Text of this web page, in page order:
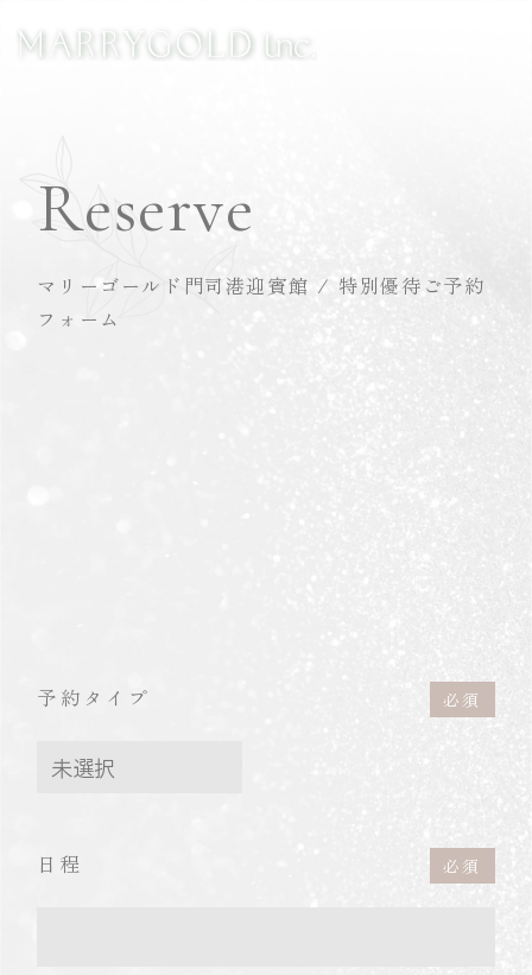
Reserve
マリーゴールド門司港迎賓館 / 特別優待ご予約
フォーム
予約タイプ
日程